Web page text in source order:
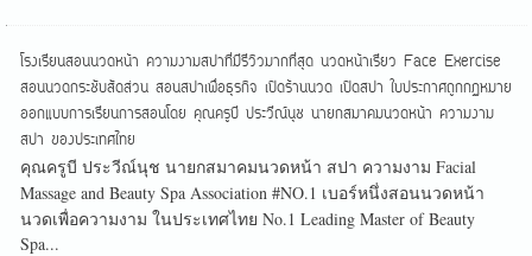
โรงเรียนสอนนวดหน้า ความงามสปาที่มีรีวิวมากที่สุด นวดหน้าเรียว Face Exercise
สอนนวดกระชับสัดส่วน สอนสปาเพื่อธุรกิจ เปิดร้านนวด เปิดสปา ใบประกาศถูกกฏหมาย
ออกแบบการเรียนการสอนโดย คุณครูบี ประวีณ์นุช นายกสมาคมนวดหน้า ความงาม
สปา ของประเทศไทย
คุณครูบี ประวีณ์นุช นายกสมาคมนวดหน้า สปา ความงาม Facial
Massage and Beauty Spa Association #NO.1 เบอร์หนึ่งสอนนวดหน้า
นวดเพื่อความงาม ในประเทศไทย No.1 Leading Master of Beauty
Spa...